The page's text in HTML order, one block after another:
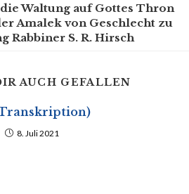
die Waltung auf Gottes Thron
Amalek von Geschlecht zu
Rabbiner S. R. Hirsch
AUCH GEFALLEN
8. Juli 2021